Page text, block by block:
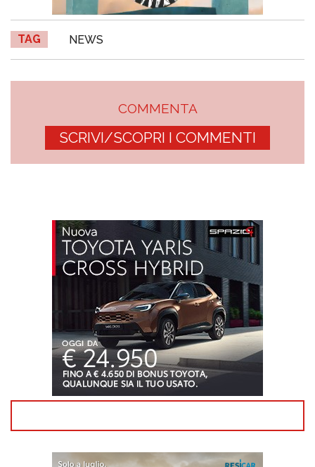
TAG NEWS
COMMENTA
SCRIVI/SCOPRI I COMMENTI